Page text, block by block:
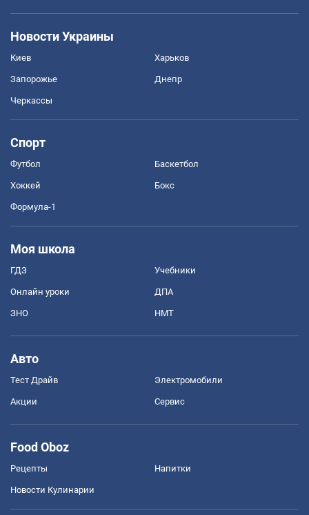
Новости Украины
Киев Харьков
Запорожье Днепр
Черкассы
Спорт
Футбол Баскетбол
Хоккей Бокс
Формула-1
Моя школа
ГДЗ Учебники
Онлайн уроки ДПА
ЗНО НМТ
Авто
Тест Драйв Электромобили
Акции Сервис
Food Oboz
Рецепты Напитки
Новости Кулинарии